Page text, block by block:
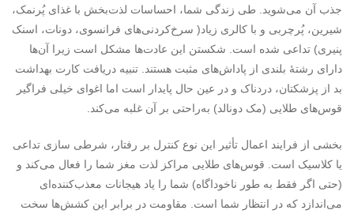
جذب آن می‌شوید. طی زندگی شما، احساسات لذت‌بخش با غذای پُرنمک،
شیرین، پُرچربی و با کالری زیاد( سرخ‌کردنی‌های فرانسوی، دونات، اسنک
پنیری) تداعی شده است. شکستن این عادت‌ها مشکل است زیرا آن‌ها
دارای رشتۀ بلندی از پاداش‌های مثبت هستند. تنبیه دریافت کارت بهداشت
بد از پزشکتان، دردناک و در عین حال پایدار است اما اغوای خیلی فراگیر
قوس‌های طلایی (مک دونالد) به‌راحتی بر آن غلبه می‌کند.
بخشی از فرایند اعمال تأثیر این نوع کنترل بر رفتار، شرطی سازی تداعی
یا کلاسیک است. قوس‌های طلایی مراکز لذت مغز شما را فعال می‌کند و
(حتی اگر فقط به طور ناخوداگاه) شما را یاد هیجانات معذب‌کننده‌ای
می‌اندازد که در انتظار شما است. مقاومت در برابر این کشش‌ها سخت